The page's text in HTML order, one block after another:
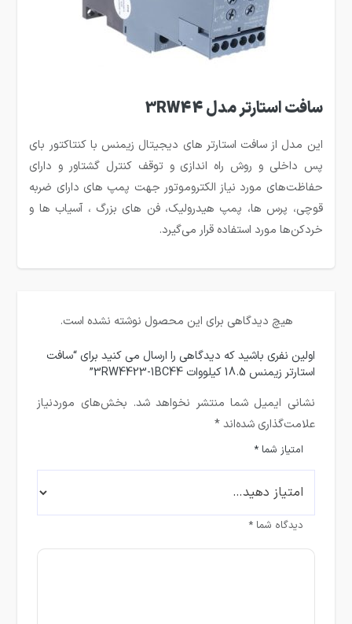
سافت استارتر مدل 3RW44
این مدل از سافت استارتر های دیجیتال زیمنس با کنتاکتور بای
پس داخلی و روش راه اندازی و توقف کنترل گشتاور و دارای
حفاظت‌های مورد نیاز الکتروموتور جهت پمپ های دارای ضربه
قوچی، پرس ها، پمپ هیدرولیک، فن های بزرگ ، آسیاب ها و
خردکن‌ها مورد استفاده قرار می‌گیرد.
هیچ دیدگاهی برای این محصول نوشته نشده است.
اولین نفری باشید که دیدگاهی را ارسال می کنید برای “سافت
استارتر زیمنس 18.5 کیلووات 3RW4423-1BC44”
نشانی ایمیل شما منتشر نخواهد شد. بخش‌های موردنیاز
علامت‌گذاری شده‌اند*
امتیاز شما*
دیدگاه شما*